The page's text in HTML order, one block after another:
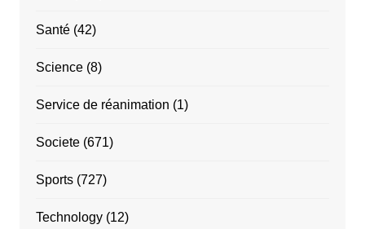
Santé(42)
Science(8)
Service de réanimation (1)
Societe(671)
Sports(727)
Technology(12)